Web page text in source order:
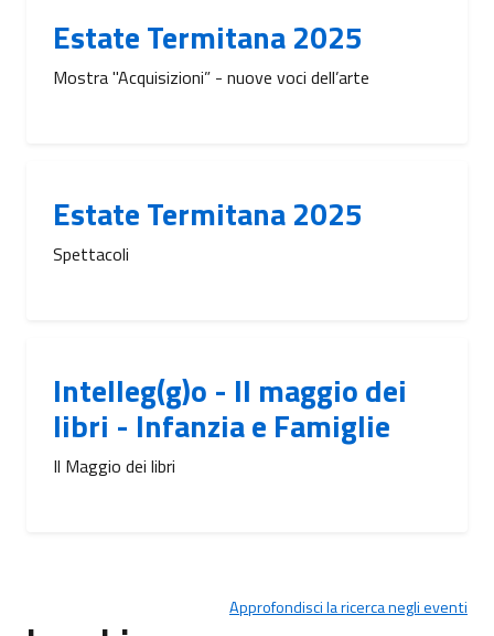
Estate Termitana 2025
Mostra "Acquisizioni” - nuove voci dell’arte
Estate Termitana 2025
Spettacoli
Intelleg(g)o - Il maggio dei
libri - Infanzia e Famiglie
Il Maggio dei libri
Approfondisci la ricerca negli eventi